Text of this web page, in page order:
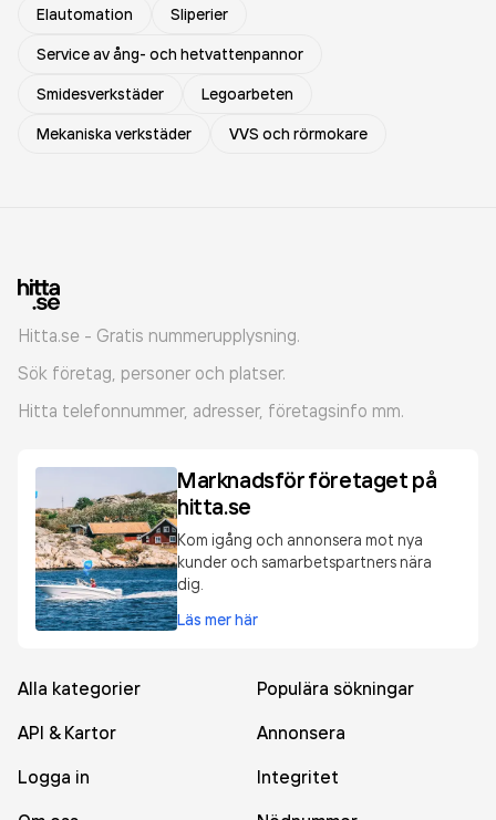
Elautomation
Sliperier
Service av ång- och hetvattenpannor
Smidesverkstäder
Legoarbeten
Mekaniska verkstäder
VVS och rörmokare
Hitta.se - Gratis nummerupplysning.
Sök företag, personer och platser.
Hitta telefonnummer, adresser, företagsinfo mm.
Marknadsför företaget på
hitta.se
Kom igång och annonsera mot nya
kunder och samarbetspartners nära
dig.
Läs mer här
Alla kategorier
Populära sökningar
API & Kartor
Annonsera
Logga in
Integritet